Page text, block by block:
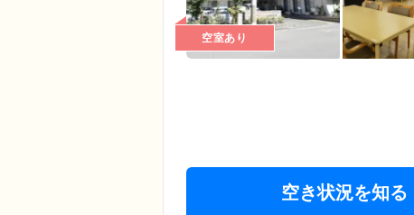
空室あり
空き状況を知る